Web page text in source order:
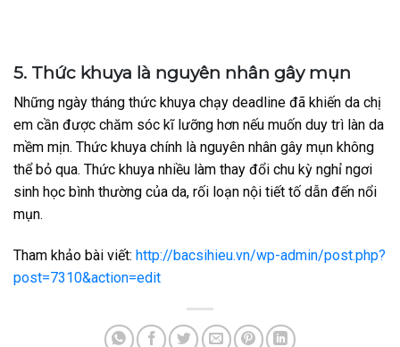
5. Thức khuya là nguyên nhân gây mụn
Những ngày tháng thức khuya chạy deadline đã khiến da chị
em cần được chăm sóc kĩ lưỡng hơn nếu muốn duy trì làn da
mềm mịn. Thức khuya chính là nguyên nhân gây mụn không
thể bỏ qua. Thức khuya nhiều làm thay đổi chu kỳ nghỉ ngơi
sinh học bình thường của da, rối loạn nội tiết tố dẫn đến nổi
mụn.
Tham khảo bài viết: http://bacsihieu.vn/wp-admin/post.php?
post=7310&action=edit